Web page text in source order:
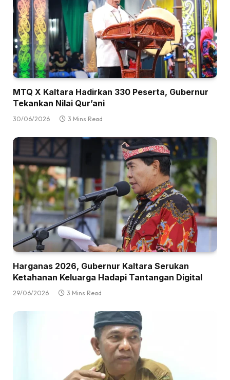
MTQ X Kaltara Hadirkan 330 Peserta, Gubernur
Tekankan Nilai Qur’ani
30/06/2026 3 Mins Read
Harganas 2026, Gubernur Kaltara Serukan
Ketahanan Keluarga Hadapi Tantangan Digital
29/06/2026 3 Mins Read